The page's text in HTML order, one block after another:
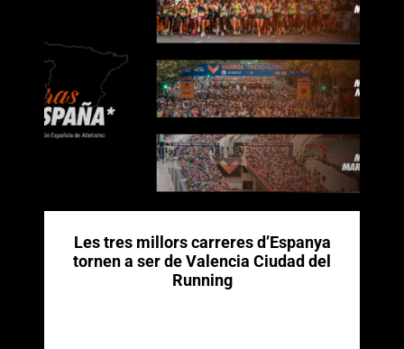
Les tres millors carreres d’Espanya
tornen a ser de Valencia Ciudad del
Running